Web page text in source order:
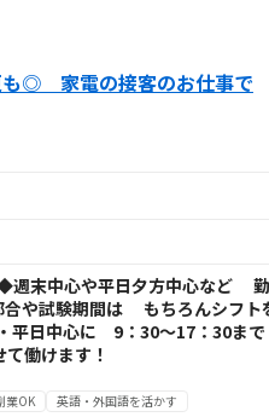
も◎ 家電の接客のお仕事で
週末中心や平日夕方中心など 勤
や試験期間は もちろんシフト
平日中心に 9：30～17：30まで
働けます！
業OK 英語・外国語を活かす